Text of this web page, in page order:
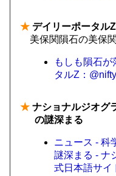
★ デイリーポータル
美保関隕石の美保
もしも隕石
タルZ：@nifty
★ ナショナルジオグ
の謎深まる
ニュース - 科
謎深まる - ナ
式日本語サイ